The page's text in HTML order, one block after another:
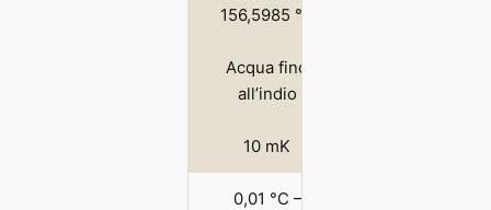
156,5985 °C
Acqua fino
all’indio
10 mK
0,01 °C –